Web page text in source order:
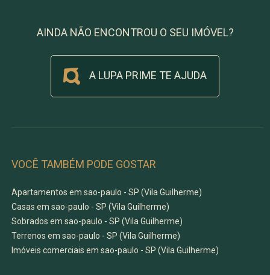
AINDA NÃO ENCONTROU O SEU IMÓVEL?
A LUPA PRIME TE AJUDA
VOCÊ TAMBÉM PODE GOSTAR
Apartamentos em sao-paulo - SP (Vila Guilherme)
Casas em sao-paulo - SP (Vila Guilherme)
Sobrados em sao-paulo - SP (Vila Guilherme)
Terrenos em sao-paulo - SP (Vila Guilherme)
Imóveis comerciais em sao-paulo - SP (Vila Guilherme)